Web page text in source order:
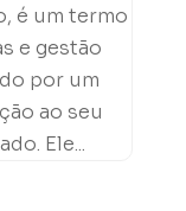
é um termo
e gestão
por um
ao seu
Ele...